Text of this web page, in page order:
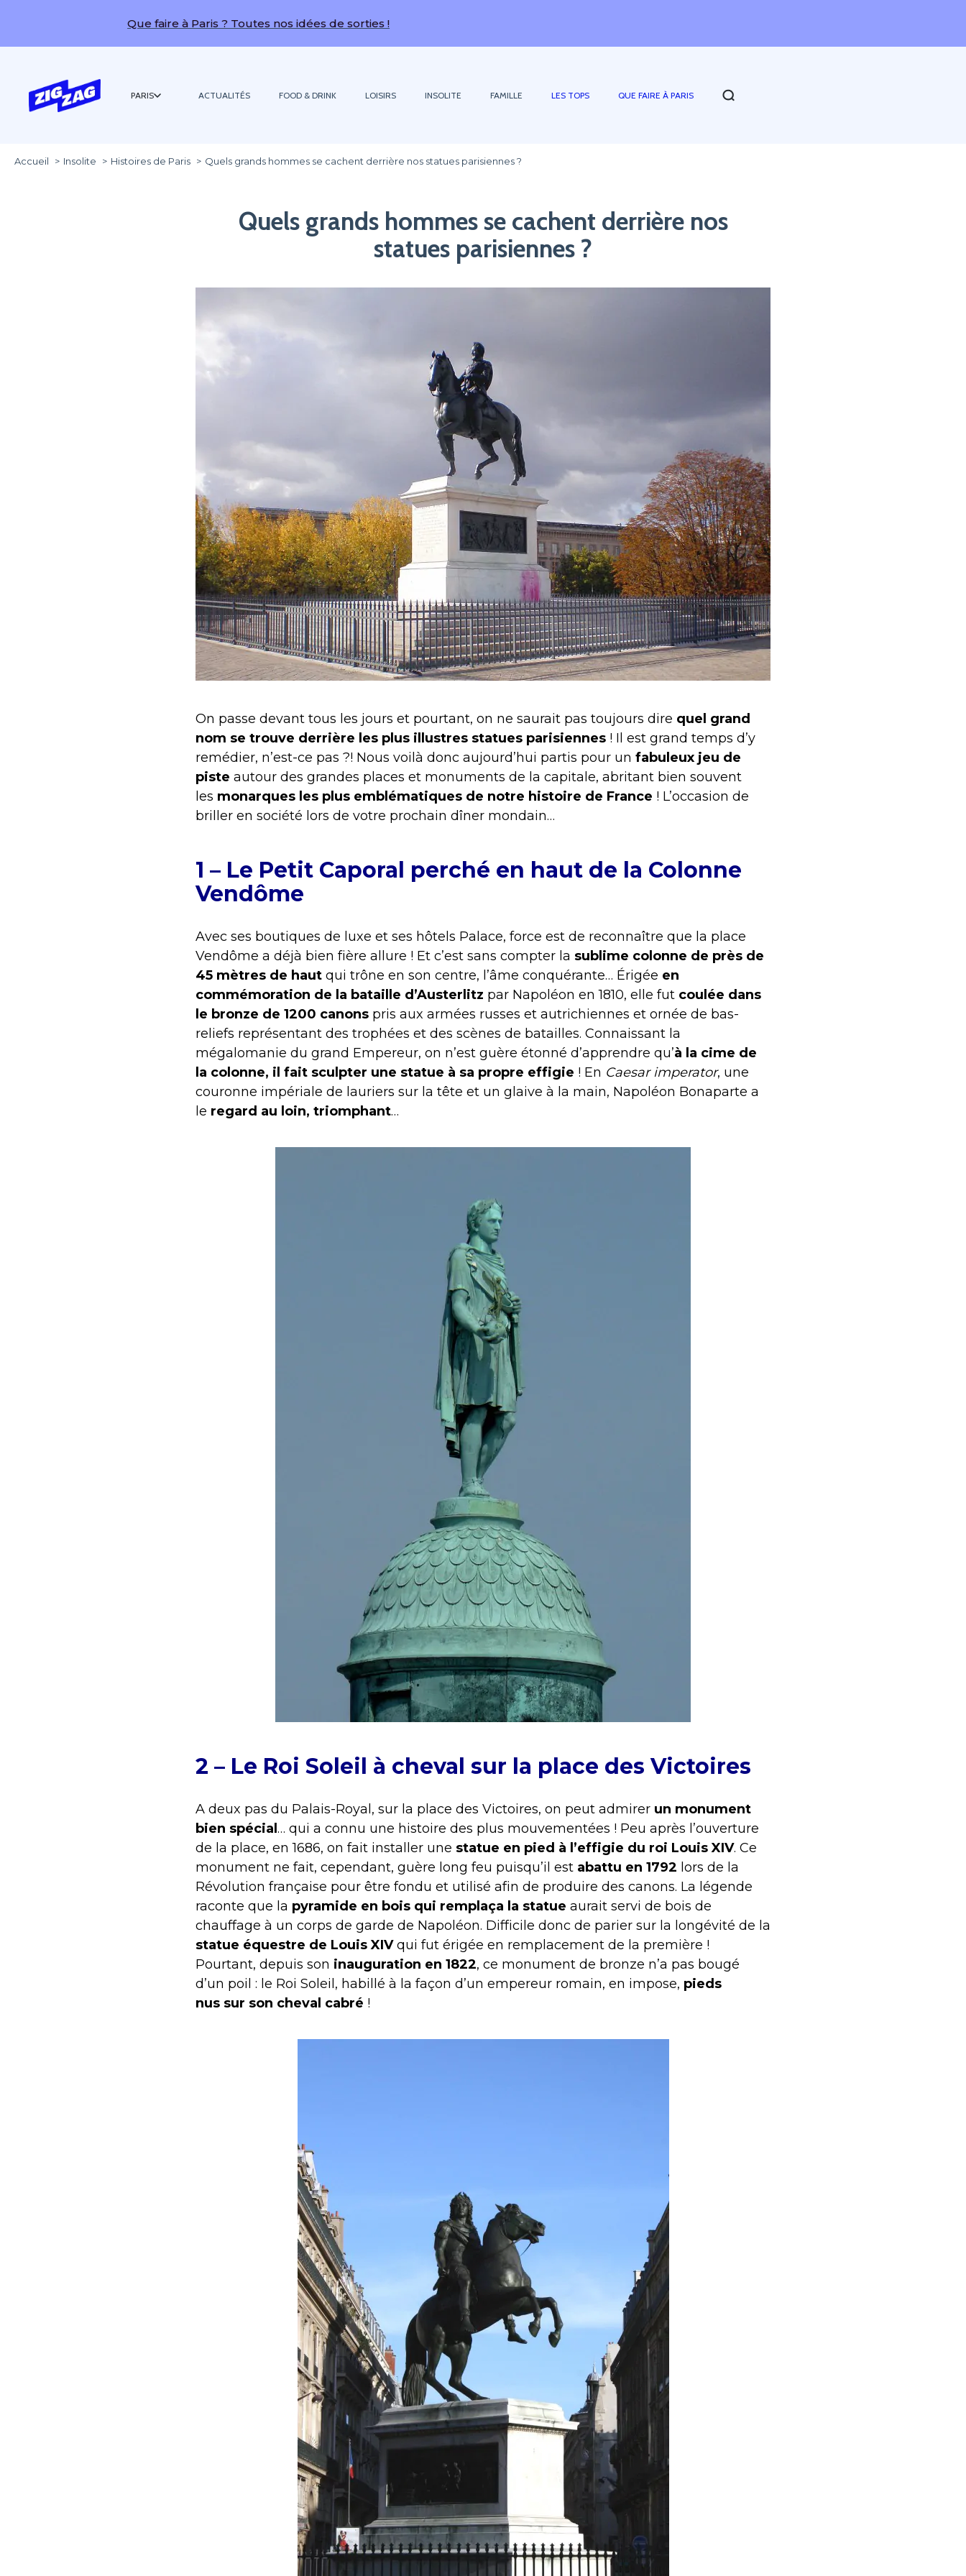
Que faire à Paris ? Toutes nos idées de sorties !
PARIS ACTUALITÉS FOOD & DRINK LOISIRS INSOLITE FAMILLE LES TOPS QUE FAIRE À PARIS
Accueil Insolite Histoires de Paris Quels grands hommes se cachent derrière nos statues parisiennes ?
Quels grands hommes se cachent derrière nos
statues parisiennes ?
On passe devant tous les jours et pourtant, on ne saurait pas toujours dire quel grand
nom se trouve derrière les plus illustres statues parisiennes ! Il est grand temps d’y
remédier, n’est-ce pas ?! Nous voilà donc aujourd’hui partis pour un fabuleux jeu de
piste autour des grandes places et monuments de la capitale, abritant bien souvent
les monarques les plus emblématiques de notre histoire de France ! L’occasion de
briller en société lors de votre prochain dîner mondain…
1 – Le Petit Caporal perché en haut de la Colonne
Vendôme
Avec ses boutiques de luxe et ses hôtels Palace, force est de reconnaître que la place
Vendôme a déjà bien fière allure ! Et c’est sans compter la sublime colonne de près de
45 mètres de haut qui trône en son centre, l’âme conquérante… Érigée en
commémoration de la bataille d’Austerlitz par Napoléon en 1810, elle fut coulée dans
le bronze de 1200 canons pris aux armées russes et autrichiennes et ornée de bas-
reliefs représentant des trophées et des scènes de batailles. Connaissant la
mégalomanie du grand Empereur, on n’est guère étonné d’apprendre qu’à la cime de
la colonne, il fait sculpter une statue à sa propre effigie ! En Caesar imperator, une
couronne impériale de lauriers sur la tête et un glaive à la main, Napoléon Bonaparte a
le regard au loin, triomphant…
2 – Le Roi Soleil à cheval sur la place des Victoires
A deux pas du Palais-Royal, sur la place des Victoires, on peut admirer un monument
bien spécial … qui a connu une histoire des plus mouvementées ! Peu après l’ouverture
de la place, en 1686, on fait installer une statue en pied à l’effigie du roi Louis XIV. Ce
monument ne fait, cependant, guère long feu puisqu’il est abattu en 1792 lors de la
Révolution française pour être fondu et utilisé afin de produire des canons. La légende
raconte que la pyramide en bois qui remplaça la statue aurait servi de bois de
chauffage à un corps de garde de Napoléon. Difficile donc de parier sur la longévité de la
statue équestre de Louis XIVqui fut érigée en remplacement de la première !
Pourtant, depuis son inauguration en 1822, ce monument de bronze n’a pas bougé
d’un poil : le Roi Soleil, habillé à la façon d’un empereur romain, en impose, pieds
nus sur son cheval cabré !